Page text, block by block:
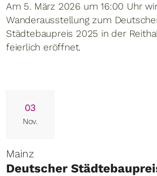
Am 5. März 2026 um 16:00 Uhr
Wanderausstellung zum
Städtebaupreis 2025 in der
feierlich eröffnet.
03
Nov.
Mainz
Deutscher